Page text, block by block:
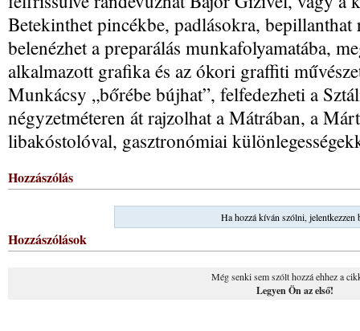
Betekinthet pincékbe, padlásokra,
belenézhet a preparálás munkafolyamatába,
alkalmazott grafika és az ókori graffiti
Munkácsy „bőrébe bújhat”, felfedezheti a
négyzetméteren át rajzolhat a Mátrában, a
libakóstolóval, gasztronómiai
Hozzászólás
Ha hozzá kíván szólni, jelentkezzen
Hozzászólások
Még senki sem szólt hozzá ehhez a
Legyen Ön az első!